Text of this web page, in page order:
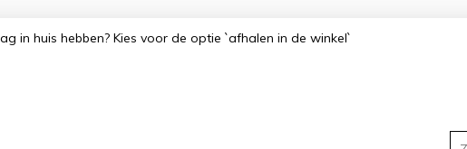
in huis hebben? Kies voor de optie `afhalen in de winkel`